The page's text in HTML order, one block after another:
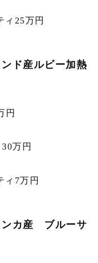
25万円
ド産ルビー加熱
円
万円
7万円
ンカ産 ブルーサ